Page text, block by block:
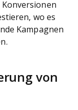
Konversionen
wo es
Kampagnen
von